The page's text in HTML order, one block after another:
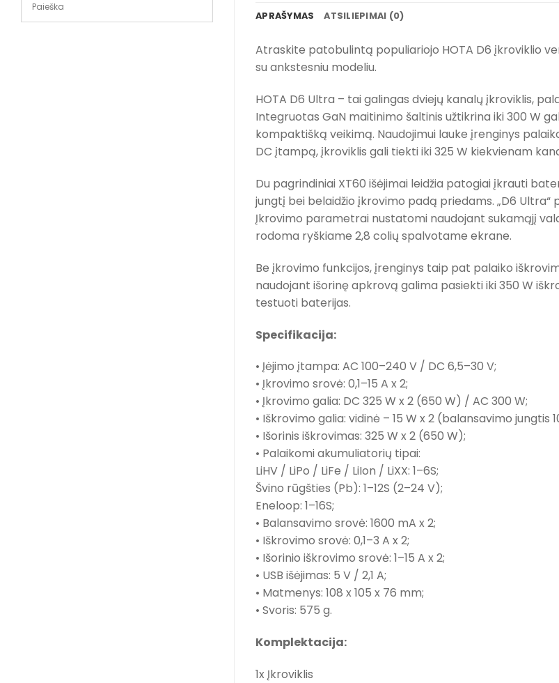
APRAŠYMAS ATSILIEPIMAI (0)
Atraskite patobulintą populiariojo HOTA D6 įkroviklio
su ankstesniu modeliu.
HOTA D6 Ultra – tai galingas dviejų kanalų įkroviklis,
Integruotas GaN maitinimo šaltinis užtikrina iki 300 W
kompaktišką veikimą. Naudojimui lauke įrenginys
DC įtampą, įkroviklis gali tiekti iki 325 W kiekvienam
Du pagrindiniai XT60 išėjimai leidžia patogiai įkrauti
jungtį bei belaidžio įkrovimo padą priedams. „D6 Ultra“
Įkrovimo parametrai nustatomi naudojant sukamąjį
rodoma ryškiame 2,8 colių spalvotame ekrane.
Be įkrovimo funkcijos, įrenginys taip pat palaiko
naudojant išorinę apkrovą galima pasiekti iki 350 W
testuoti baterijas.
Specifikacija:
• Įėjimo įtampa: AC 100–240 V / DC 6,5–30 V;
• Įkrovimo srovė: 0,1–15 A x 2;
• Įkrovimo galia: DC 325 W x 2 (650 W) / AC 300 W;
• Iškrovimo galia: vidinė – 15 W x 2 (balansavimo jungtis
• Išorinis iškrovimas: 325 W x 2 (650 W);
• Palaikomi akumuliatorių tipai:
LiHV / LiPo / LiFe / LiIon / LiXX: 1–6S;
Švino rūgšties (Pb): 1–12S (2–24 V);
Eneloop: 1–16S;
• Balansavimo srovė: 1600 mA x 2;
• Iškrovimo srovė: 0,1–3 A x 2;
• Išorinio iškrovimo srovė: 1–15 A x 2;
• USB išėjimas: 5 V / 2,1 A;
• Matmenys: 108 x 105 x 76 mm;
• Svoris: 575 g.
Komplektacija:
1x Įkroviklis